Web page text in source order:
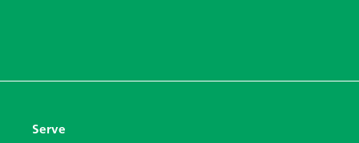
Serve